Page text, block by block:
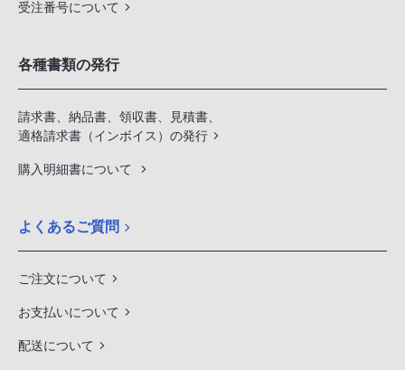
受注番号について
各種書類の発行
請求書、納品書、領収書、見積書、
適格請求書（インボイス）の発行
購入明細書について
よくあるご質問
ご注文について
お支払いについて
配送について